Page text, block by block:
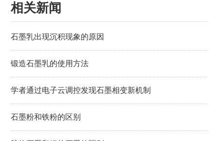
相关新闻
石墨乳出现沉积现象的原因
锻造石墨乳的使用方法
学者通过电子云调控发现石墨相变新机制
石墨粉和铁粉的区别